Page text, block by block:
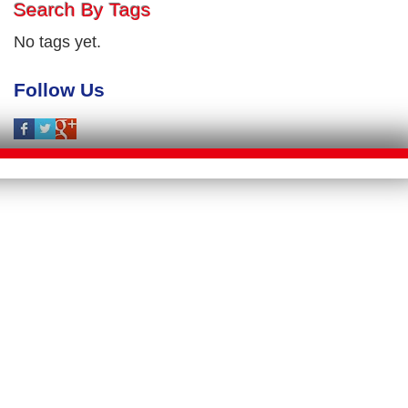
Search By Tags
No tags yet.
Follow Us